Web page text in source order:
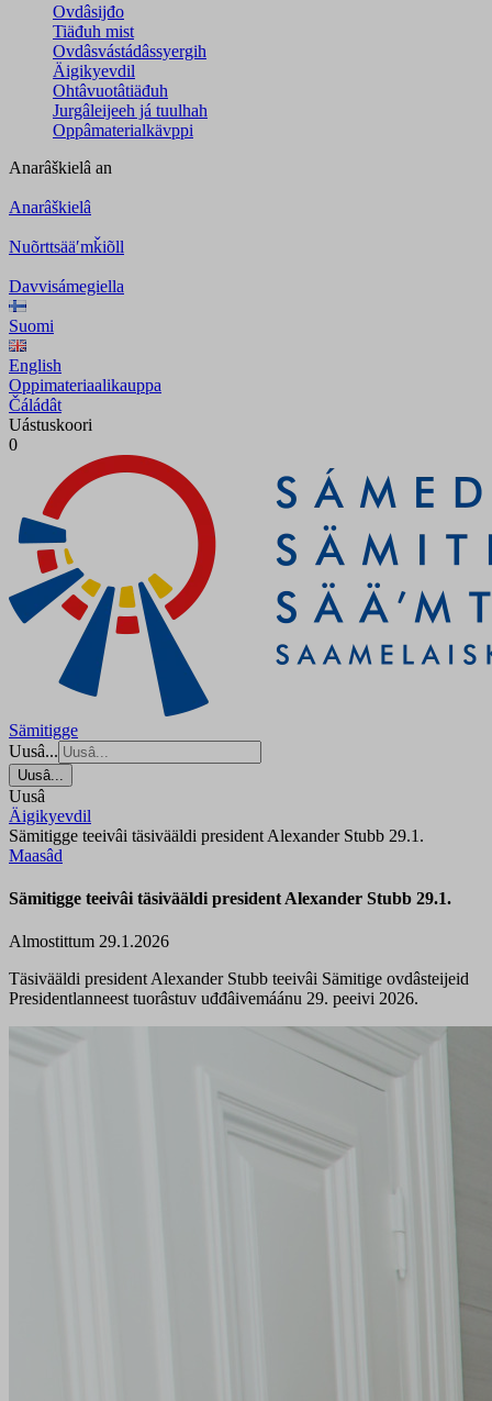
Ovdâsijđo
Tiäđuh mist
Ovdâsvástádâssyergih
Äigikyevdil
Ohtâvuotâtiäđuh
Jurgâleijeeh já tuulhah
Oppâmaterialkävppi
Anarâškielâ an
Anarâškielâ
Nuõrttsääʹmǩiõll
Davvisámegiella
Suomi
English
Oppimateriaalikauppa
Čáládât
Uástuskoori
0
Sämitigge
Uusâ...
Uusâ...
Uusâ
Äigikyevdil
Sämitigge teeivâi täsivääldi president Alexander Stubb 29.1.
Maasâd
Sämitigge teeivâi täsivääldi president Alexander Stubb 29.1.
Almostittum 29.1.2026
Täsivääldi president Alexander Stubb teeivâi Sämitige ovdâsteijeid
Presidentlanneest tuorâstuv uđđâivemáánu 29. peeivi 2026.